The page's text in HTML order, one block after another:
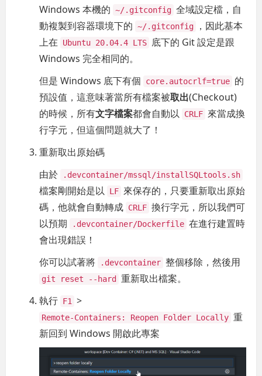
Windows 本機的 ~/.gitconfig 全域設定檔，自
動複製到容器環境下的 ~/.gitconfig
，因此基本
上在
Ubuntu 20.04.4 LTS 底下的 Git 設定是跟
Windows 完全相同的。
但是 Windows 底下有個
core.autocrlf=true 的
預設值，這意味著當所有檔案被取出(Checkout)
的時候，所有文字檔案都會自動以 CRLF 來當成換
行字元，但這個問題就大了！
重新取出原始碼
由於
.devcontainer/mssql/installSQLtools.sh
檔案剛開始是以 LF 來保存的，只要重新取出原始
碼，他就會自動轉成 CRLF 換行字元，所以我們可
以預期
.devcontainer/Dockerfile 在進行建置時
會出現錯誤！
你可以試著將
.devcontainer 整個移除，然後用
git reset --hard
重新取出檔案。
執行 F1 >
Remote-Containers: Reopen Folder Locally 重
新回到 Windows 開啟此專案